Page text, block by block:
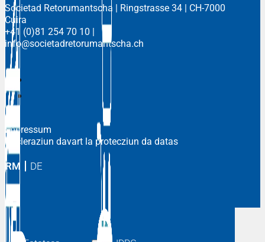
Societad Retorumantscha | Ringstrasse 34 | CH-7000
Cuira
+41 (0)81 254 70 10
info@societadretorumantscha.ch
Impressum
Decleraziun davart la protecziun da datas
RM DE